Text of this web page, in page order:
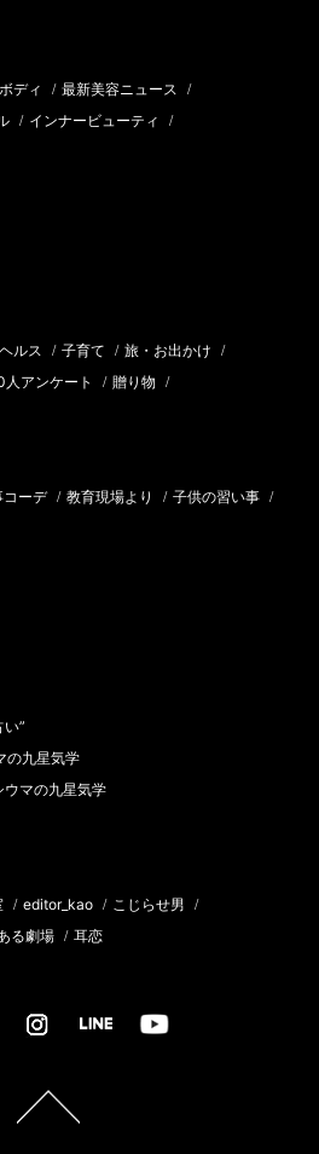
ボディ / 最新美容ニュース /
/ インナービューティ /
ヘルス / 子育て / 旅・お出かけ /
人アンケート / 贈り物 /
コーデ / 教育現場より / 子供の習い事 /
”
の九星気学
ウマの九星気学
/ editor_kao / こじらせ男 /
る劇場 / 耳恋